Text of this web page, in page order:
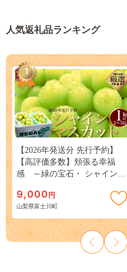
人気返礼品ランキング
1
【2026年発送分 先行予約】
【高評価多数】頬張る幸福
感 ～緑の宝石・ シャインマ
３房） フルーツ 山梨県産 果
物 くだもの シャイン マスカ
ット ぶどう ブドウ 葡萄 大粒
種なし 先行予約 富士川町
10000円 一万円 9000円 九千円
9,000 円
山梨県富士川町